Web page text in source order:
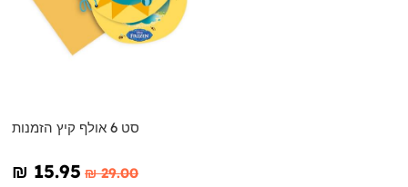
סט 6 אולף קיץ הזמנות
₪‎ 15.95 ₪‎ 29.00